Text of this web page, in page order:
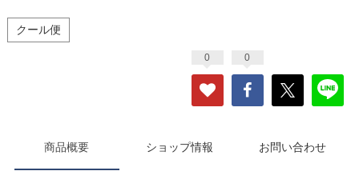
クール便
0 0
商品概要 ショップ情報 お問い合わせ